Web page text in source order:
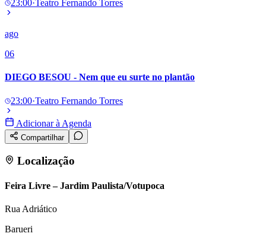
23:00·Teatro Fernando Torres
ago
06
DIEGO BESOU - Nem que eu surte no plantão
23:00·Teatro Fernando Torres
Adicionar à Agenda
Compartilhar
Localização
Feira Livre – Jardim Paulista/Votupoca
Rua Adriático
Barueri